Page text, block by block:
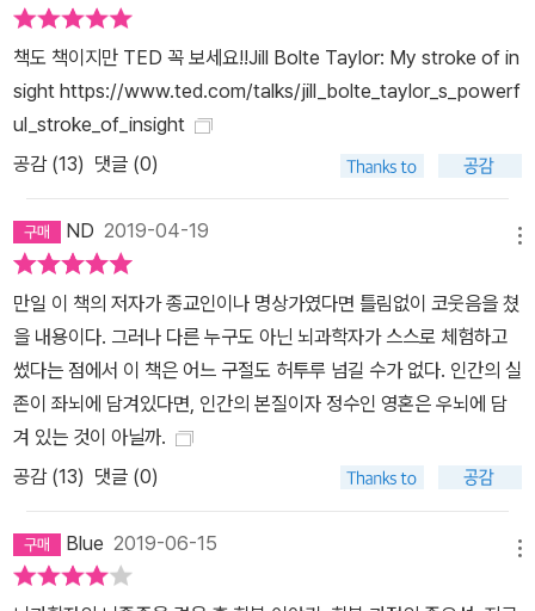
책도 책이지만 TED 꼭 보세요!!Jill Bolte Taylor: My stroke of in
sight https://www.ted.com/talks/jill_bolte_taylor_s_powerf
ul_stroke_of_insight
공감 (13) 댓글 (0)
ND 2019-04-19
만일 이 책의 저자가 종교인이나 명상가였다면 틀림없이 코웃음을 쳤
을 내용이다. 그러나 다른 누구도 아닌 뇌과학자가 스스로 체험하고
썼다는 점에서 이 책은 어느 구절도 허투루 넘길 수가 없다. 인간의 실
존이 좌뇌에 담겨있다면, 인간의 본질이자 정수인 영혼은 우뇌에 담
겨 있는 것이 아닐까.
공감 (13) 댓글 (0)
Blue 2019-06-15